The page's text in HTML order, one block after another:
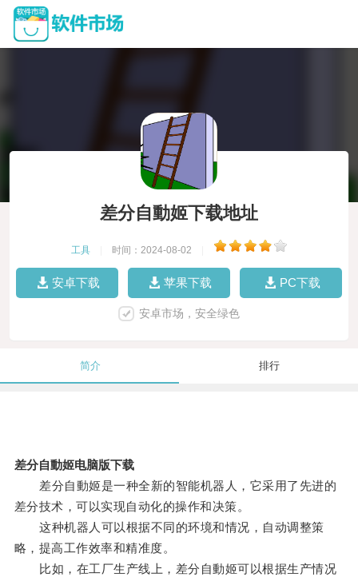
差分自動姬下载地址
工具 时间：2024-08-02
安卓下载 苹果下载 PC下载
安卓市场，安全绿色
简介 排行
差分自動姬电脑版下载
差分自動姬是一种全新的智能机器人，它采用了先进的
差分技术，可以实现自动化的操作和决策。
这种机器人可以根据不同的环境和情况，自动调整策
略，提高工作效率和精准度。
比如，在工厂生产线上，差分自動姬可以根据生产情况